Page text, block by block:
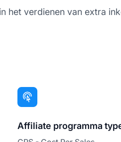
het verdienen van extra
Affiliate programma